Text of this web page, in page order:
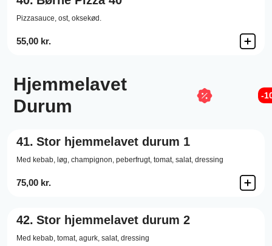
Pizzasauce, ost, oksekød.
55,00 kr.
Hjemmelavet
Durum
-
41. Stor hjemmelavet durum 1
Med kebab, løg, champignon, peberfrugt, tomat, salat, dressing
75,00 kr.
42. Stor hjemmelavet durum 2
Med kebab, tomat, agurk, salat, dressing